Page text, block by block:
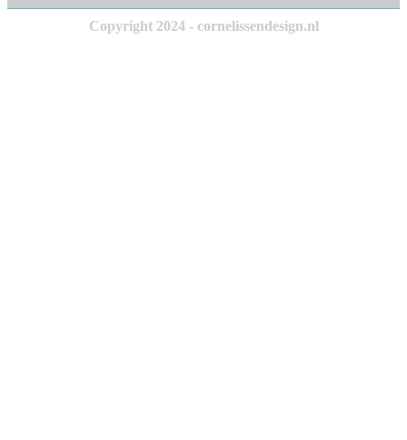
Copyright 2024 - cornelissendesign.nl